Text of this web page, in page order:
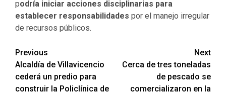
podría iniciar acciones disciplinarias para
establecer responsabilidades por el manejo irregular
de recursos públicos.
Previous
Alcaldía de Villavicencio
cederá un predio para
construir la Policlínica de
Next
Cerca de tres toneladas
de pescado se
comercializaron en la